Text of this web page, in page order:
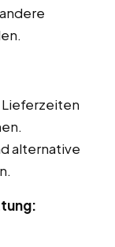
Lieferzeiten
alternative